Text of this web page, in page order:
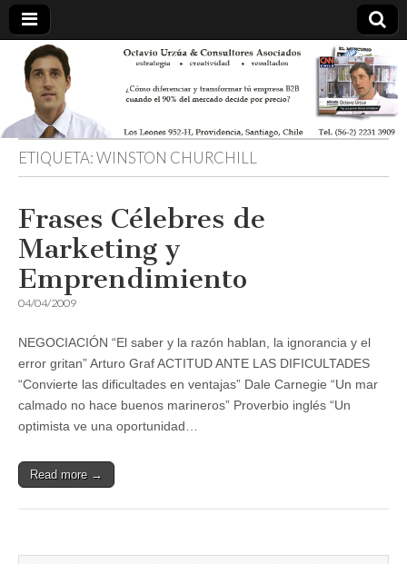
ETIQUETA:WINSTON CHURCHILL
Frases Célebres de
Marketing y
Emprendimiento
04/04/2009
NEGOCIACIÓN “El saber y la razón hablan, la ignorancia y el
error gritan” Arturo Graf ACTITUD ANTE LAS DIFICULTADES
“Convierte las dificultades en ventajas” Dale Carnegie “Un mar
calmado no hace buenos marineros” Proverbio inglés “Un
optimista ve una oportunidad…
Read more →